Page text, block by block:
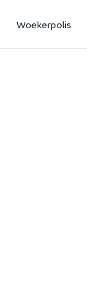
Woekerpolis